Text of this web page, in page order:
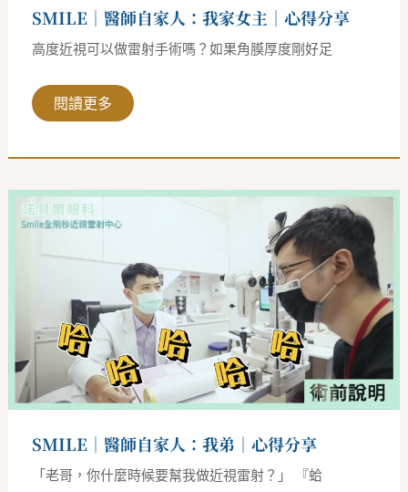
SMILE｜醫師自家人：我家女主｜心得分享
高度近視可以做雷射手術嗎？如果角膜厚度剛好足
閱讀更多
SMILE｜醫師自家人：我弟｜心得分享
「老哥，你什麼時候要幫我做近視雷射？」 『蛤
SMILE
｜
醫
自
｜
心
得
分
享